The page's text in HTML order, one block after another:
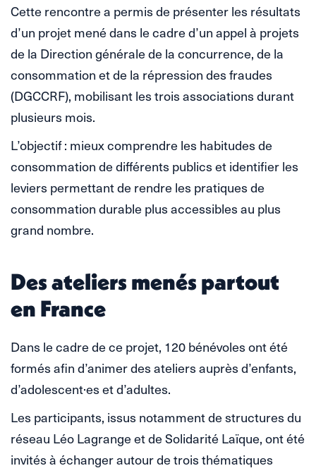
Cette rencontre a permis de présenter les résultats
d’un projet mené dans le cadre d’un appel à projets
de la Direction générale de la concurrence, de la
consommation et de la répression des fraudes
(DGCCRF), mobilisant les trois associations durant
plusieurs mois.
L’objectif : mieux comprendre les habitudes de
consommation de différents publics et identifier les
leviers permettant de rendre les pratiques de
consommation durable plus accessibles au plus
grand nombre.
Des ateliers menés partout
en France
Dans le cadre de ce projet, 120 bénévoles ont été
formés afin d’animer des ateliers auprès d’enfants,
d’adolescent·es et d’adultes.
Les participants, issus notamment de structures du
réseau Léo Lagrange et de Solidarité Laïque, ont été
invités à échanger autour de trois thématiques